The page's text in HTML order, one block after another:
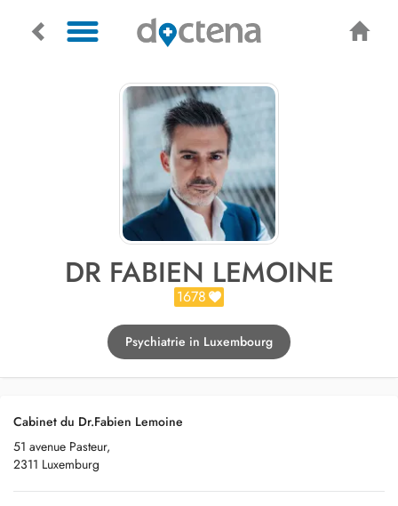
DR FABIEN LEMOINE
1678
Psychiatrie in Luxembourg
Cabinet du Dr.Fabien Lemoine
51 avenue Pasteur,
2311 Luxemburg